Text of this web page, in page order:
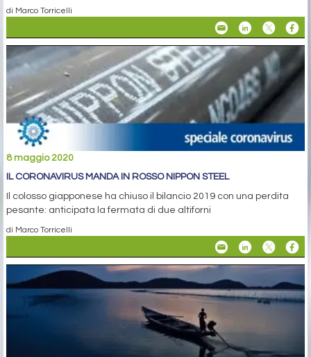
di Marco Torricelli
8 maggio 2020
IL CORONAVIRUS MANDA IN ROSSO NIPPON STEEL
Il colosso giapponese ha chiuso il bilancio 2019 con una perdita
pesante: anticipata la fermata di due altiforni
di Marco Torricelli